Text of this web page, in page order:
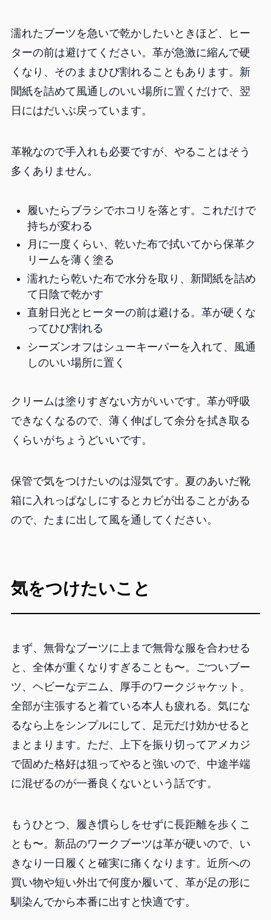
濡れたブーツを急いで乾かしたいときほど、ヒー
ターの前は避けてください。革が急激に縮んで硬
くなり、そのままひび割れることもあります。新
聞紙を詰めて風通しのいい場所に置くだけで、翌
日にはだいぶ戻っています。
革靴なので手入れも必要ですが、やることはそう
多くありません。
履いたらブラシでホコリを落とす。これだけで
持ちが変わる
月に一度くらい、乾いた布で拭いてから保革ク
リームを薄く塗る
濡れたら乾いた布で水分を取り、新聞紙を詰め
て日陰で乾かす
直射日光とヒーターの前は避ける。革が硬くな
ってひび割れる
シーズンオフはシューキーパーを入れて、風通
しのいい場所に置く
クリームは塗りすぎない方がいいです。革が呼吸
できなくなるので、薄く伸ばして余分を拭き取る
くらいがちょうどいいです。
保管で気をつけたいのは湿気です。夏のあいだ靴
箱に入れっぱなしにするとカビが出ることがある
ので、たまに出して風を通してください。
気をつけたいこと
まず、無骨なブーツに上まで無骨な服を合わせる
と、全体が重くなりすぎることも〜。ごついブー
ツ、ヘビーなデニム、厚手のワークジャケット。
全部が主張すると着ている本人も疲れる。気にな
るなら上をシンプルにして、足元だけ効かせると
まとまります。ただ、上下を振り切ってアメカジ
で固めた格好は狙ってやると強いので、中途半端
に混ぜるのが一番良くないという話です。
もうひとつ、履き慣らしをせずに長距離を歩くこ
とも〜。新品のワークブーツは革が硬いので、い
きなり一日履くと確実に痛くなります。近所への
買い物や短い外出で何度か履いて、革が足の形に
馴染んでから本番に出すと快適です。